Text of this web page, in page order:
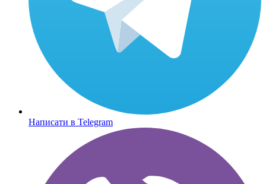
Написати в Telegram